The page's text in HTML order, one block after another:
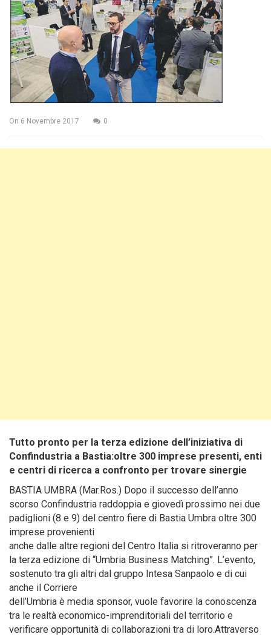
On 6 Novembre 2017 0
Tutto pronto per la terza edizione dell’iniziativa di
Confindustria a Bastia:oltre 300 imprese presenti, enti
e centri di ricerca a confronto per trovare sinergie
BASTIA UMBRA (Mar.Ros.) Dopo il successo dell’anno
scorso Confindustria raddoppia e giovedì prossimo nei due
padiglioni (8 e 9) del centro fiere di Bastia Umbra oltre 300
imprese provenienti
anche dalle altre regioni del Centro Italia si ritroveranno per
la terza edizione di “Umbria Business Matching”. L’evento,
sostenuto tra gli altri dal gruppo Intesa Sanpaolo e di cui
anche il Corriere
dell’Umbria è media sponsor, vuole favorire la conoscenza
tra le realtà economico-imprenditoriali del territorio e
verificare opportunità di collaborazioni tra di loro.Attraverso